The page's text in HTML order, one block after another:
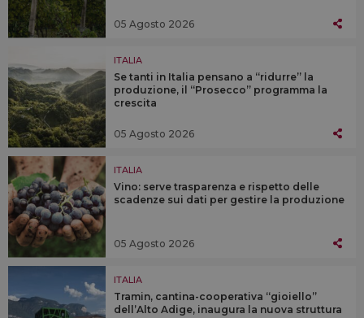
05 Agosto 2026
ITALIA
Se tanti in Italia pensano a “ridurre” la
produzione, il “Prosecco” programma la
crescita
05 Agosto 2026
ITALIA
Vino: serve trasparenza e rispetto delle
scadenze sui dati per gestire la produzione
05 Agosto 2026
ITALIA
Tramin, cantina-cooperativa “gioiello”
dell’Alto Adige, inaugura la nuova struttura